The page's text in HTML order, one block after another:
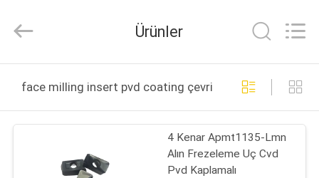
ANA
Reserved.
Ürünler
face milling insert pvd coating çevrimiçi üretim
4 Kenar Apmt1135-Lmn
Alın Frezeleme Uç Cvd
Pvd Kaplamalı